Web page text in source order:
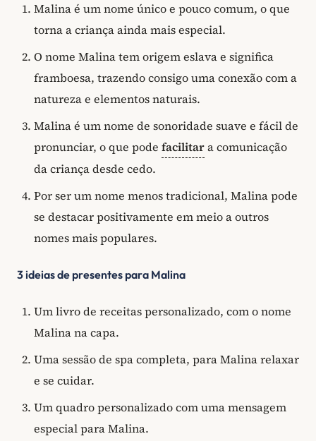
Malina é um nome único e pouco comum, o que
torna a criança ainda mais especial.
O nome Malina tem origem eslava e significa
framboesa, trazendo consigo uma conexão com a
natureza e elementos naturais.
Malina é um nome de sonoridade suave e fácil de
pronunciar, o que pode facilitara comunicação
da criança desde cedo.
Por ser um nome menos tradicional, Malina pode
se destacar positivamente em meio a outros
nomes mais populares.
3 ideias de presentes para Malina
Um livro de receitas personalizado, com o nome
Malina na capa.
Uma sessão de spa completa, para Malina relaxar
e se cuidar.
Um quadro personalizado com uma mensagem
especial para Malina.